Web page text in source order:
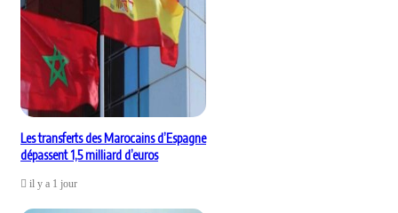
Les transferts des Marocains d’Espagne
dépassent 1,5 milliard d’euros
il y a 1 jour